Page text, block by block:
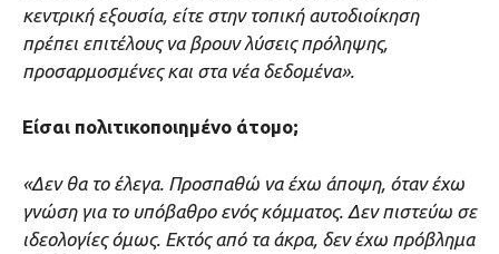
κεντρική εξουσία, είτε στην τοπική αυτοδιοίκηση
πρέπει επιτέλους να βρουν λύσεις πρόληψης,
προσαρμοσμένες και στα νέα δεδομένα».
Είσαι πολιτικοποιημένο άτομο;
«Δεν θα το έλεγα. Προσπαθώ να έχω άποψη, όταν έχω
γνώση για το υπόβαθρο ενός κόμματος. Δεν πιστεύω σε
ιδεολογίες όμως. Εκτός από τα άκρα, δεν έχω πρόβλημα